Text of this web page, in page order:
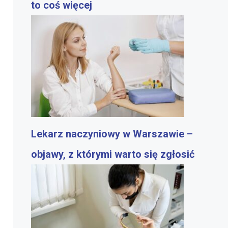
to coś więcej
Lekarz naczyniowy w Warszawie –
objawy, z którymi warto się zgłosić